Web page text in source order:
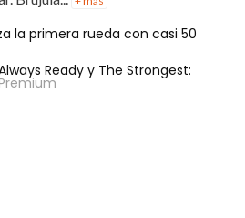
la primera rueda con casi 50
Ready y The Strongest: